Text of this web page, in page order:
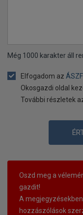
Még 1000 karakter áll
Elfogadom az ÁSZF
Okosgazdi oldal
További részletek
Oszd meg a
gazdit!
A
hozzászólások